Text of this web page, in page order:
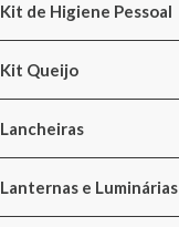
Kit de Higiene Pessoal
Kit Queijo
Lancheiras
Lanternas e Luminárias